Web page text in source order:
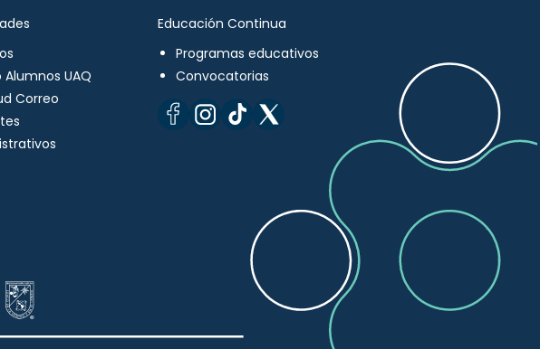
Alumnos UAQ
Correo
Educación Continua
Programas educativos
Convocatorias